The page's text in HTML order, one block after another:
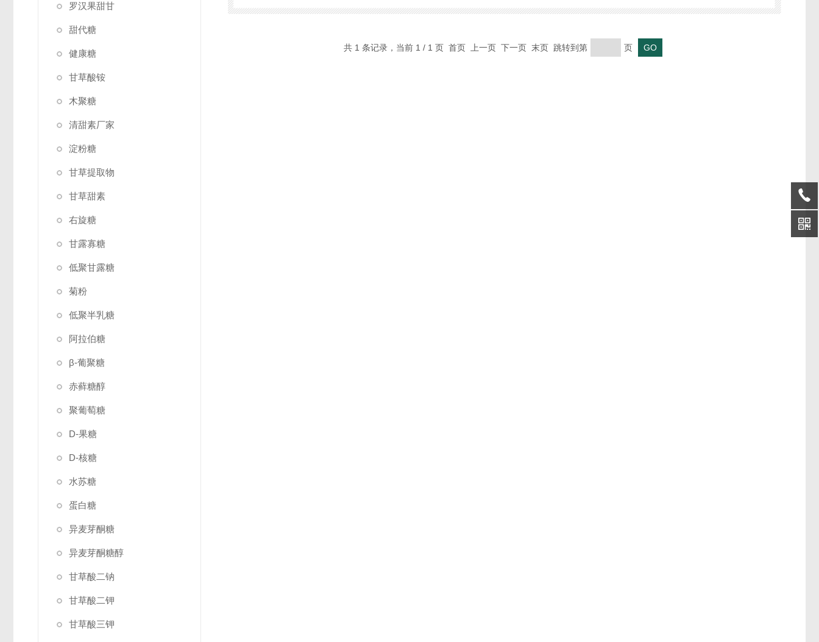
罗汉果甜甘
甜代糖
健康糖
甘草酸铵
木聚糖
清甜素厂家
淀粉糖
甘草提取物
甘草甜素
右旋糖
甘露寡糖
低聚甘露糖
菊粉
低聚半乳糖
阿拉伯糖
β-葡聚糖
赤藓糖醇
聚葡萄糖
D-果糖
D-核糖
水苏糖
蛋白糖
异麦芽酮糖
异麦芽酮糖醇
甘草酸二钠
甘草酸二钾
甘草酸三钾
共 1 条记录，当前 1 / 1 页 首页 上一页 下一页 末页 跳转到第 页